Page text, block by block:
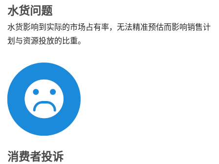
水货问题
水货影响到实际的市场占有率，无法精准预估而影响销售计
划与资源投放的比重。
消费者投诉